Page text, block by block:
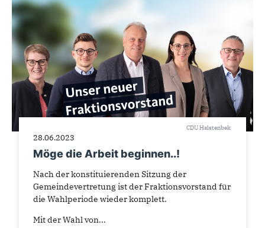
CDU Halstenbek
28.06.2023
Möge die Arbeit beginnen..!
Nach der konstituierenden Sitzung der
Gemeindevertretung ist der Fraktionsvorstand für
die Wahlperiode wieder komplett.
Mit der Wahl von...